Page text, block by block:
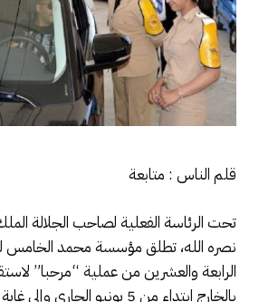
قلم الناس : متابعة
تحت الرئاسة الفعلية لصاحب الجلالة
نصره الله، تطلق مؤسسة محمد الخامس
الرابعة والعشرين من عملية “مرحبا”
بالخارج ابتداء من 5 يونيو الجاري وإلى غاية 15 شتنبر المقبل.